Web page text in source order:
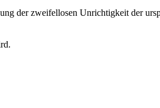
der zweifellosen Unrichtigkeit der